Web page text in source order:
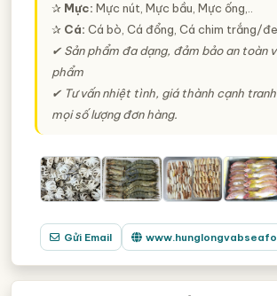
✰ Mực: Mực nút, Mực bầu, Mực ống,..
✰ Cá: Cá bò, Cá đổng, Cá chim trắng/
✔ Sản phẩm đa dạng, đảm bảo an toàn
phẩm
✔ Tư vấn nhiệt tình, giá thành cạnh
mọi số lượng đơn hàng.
Gửi Email